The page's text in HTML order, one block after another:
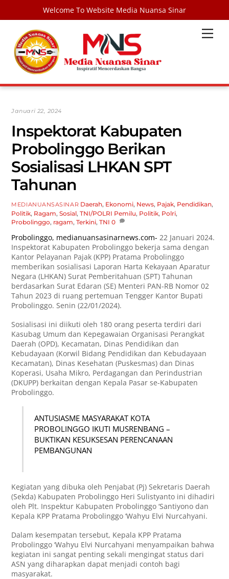
Welcome To Website Media Nuansa Sinar
content
Januari 22, 2024
Inspektorat Kabupaten
Probolinggo Berikan
Sosialisasi LHKAN SPT
Tahunan
MEDIANUANSASINAR Daerah, Ekonomi, News, Pajak, Pendidikan,
Politik, Ragam,Sosial,TNI/POLRI Pemilu, Politik, Polri,
Probolinggo, ragam,Terkini,TNI 0
Probolinggo, medianuansasinarnews.com-22 Januari 2024.
Inspektorat Kabupaten Probolinggo bekerja sama dengan
Kantor Pelayanan Pajak (KPP) Pratama Probolinggo
memberikan sosialisasi Laporan Harta Kekayaan Aparatur
Negara (LHKAN) Surat Pemberitahuan (SPT) Tahunan
berdasarkan Surat Edaran (SE) Menteri PAN-RB Nomor 02
Tahun 2023 di ruang pertemuan Tengger Kantor Bupati
Probolinggo. Senin (22/01/2024).
Sosialisasi ini diikuti oleh 180 orang peserta terdiri dari
Kasubag Umum dan Kepegawaian Organisasi Perangkat
Daerah (OPD), Kecamatan, Dinas Pendidikan dan
Kebudayaan (Korwil Bidang Pendidikan dan Kebudayaan
Kecamatan), Dinas Kesehatan (Puskesmas) dan Dinas
Koperasi, Usaha Mikro, Perdagangan dan Perindustrian
(DKUPP) berkaitan dengan Kepala Pasar se-Kabupaten
Probolinggo.
ANTUSIASME MASYARAKAT KOTA
PROBOLINGGO IKUTI MUSRENBANG –
BUKTIKAN KESUKSESAN PERENCANAAN
PEMBANGUNAN
Kegiatan yang dibuka oleh Penjabat (Pj) Sekretaris Daerah
(Sekda) Kabupaten Probolinggo Heri Sulistyanto ini dihadiri
oleh Plt. Inspektur Kabupaten Probolinggo ‘Santiyono dan
Kepala KPP Pratama Probolinggo ‘Wahyu Elvi Nurcahyani.
Dalam kesempatan tersebut, Kepala KPP Pratama
Probolinggo ‘Wahyu Elvi Nurcahyani menyampaikan bahwa
kegiatan ini sangat penting sekali mengingat status dari
ASN yang diharapkan dapat menjadi contoh bagi
masyarakat.